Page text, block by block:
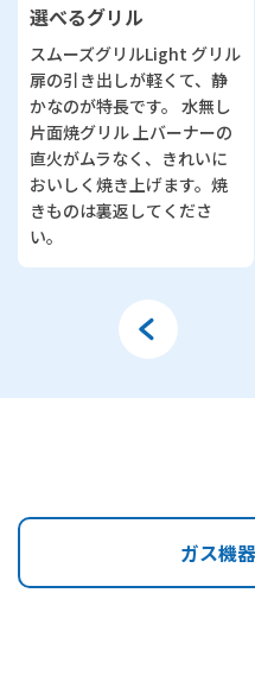
選べるグリル
スムーズグリルLight グリル
扉の引き出しが軽くて、静
かなのが特長です。 水無し
片面焼グリル 上バーナーの
直火がムラなく、きれいに
おいしく焼き上げます。焼
きものは裏返してくださ
い。
ガス機